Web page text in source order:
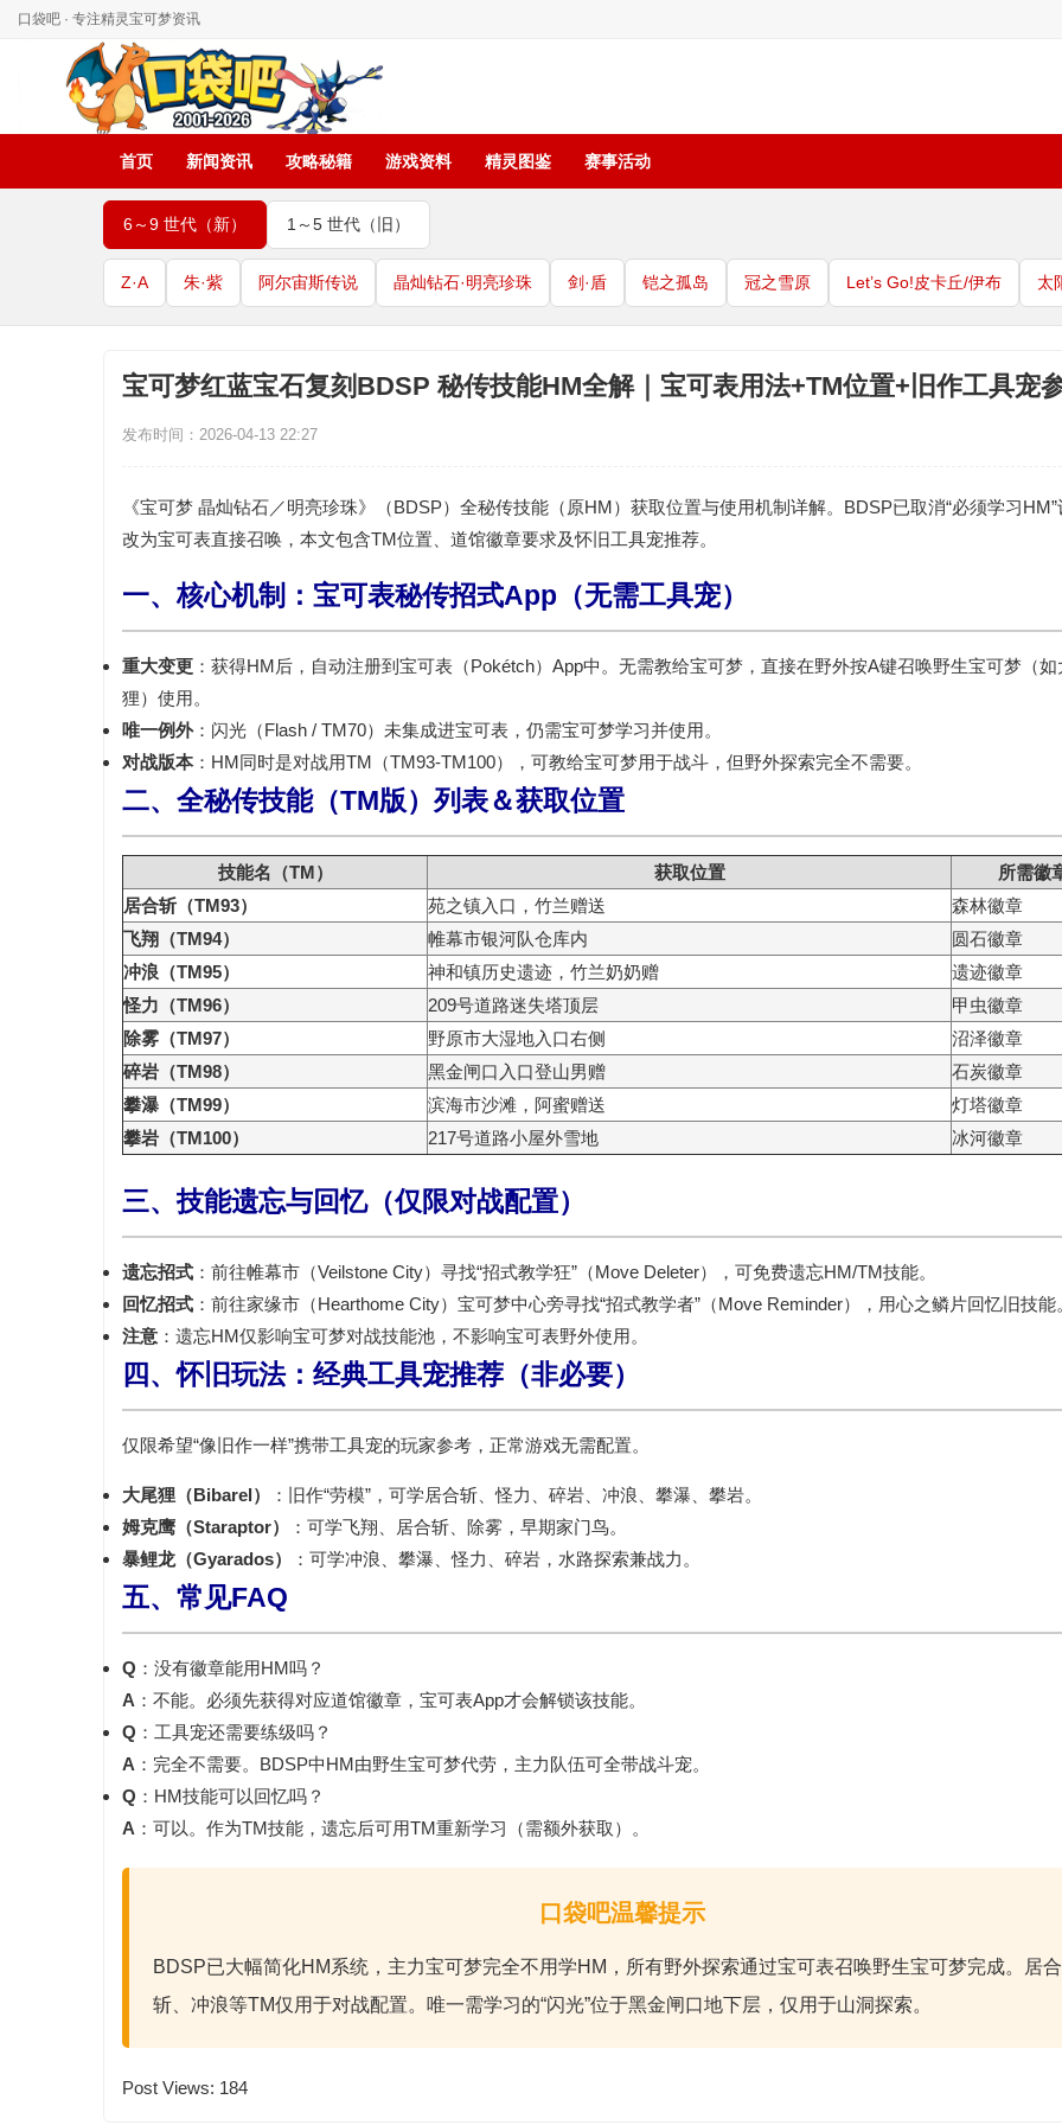
口袋吧 · 专注精灵宝可梦资讯
首页 新闻资讯 攻略秘籍 游戏资料 精灵图鉴 赛事活动
6～9 世代（新） 1～5 世代（旧）
Z·A 朱·紫 阿尔宙斯传说 晶灿钻石·明亮珍珠 剑·盾 铠之孤岛 冠之雪原 Let’s Go!皮卡丘/伊布 太
宝可梦红蓝宝石复刻BDSP 秘传技能HM全解｜宝可表用法+TM位置+旧作工具宠
发布时间：2026-04-13 22:27
《宝可梦 晶灿钻石／明亮珍珠》（BDSP）全秘传技能（原HM）获取位置与使用机制详解。BDSP已取消“必须学习
改为宝可表直接召唤，本文包含TM位置、道馆徽章要求及怀旧工具宠推荐。
一、核心机制：宝可表秘传招式App（无需工具宠）
重大变更 ：获得HM后，自动注册到宝可表（Pokétch）App中。 无需教给宝可梦 ，直接在野外按A键召唤野生宝可梦（如
狸）使用。
唯一例外： 闪光（Flash / TM70） 未集成进宝可表，仍需宝可梦学习并使用。
对战版本：HM同时是对战用TM（TM93-TM100），可教给宝可梦用于战斗，但野外探索完全不需要。
二、全秘传技能（TM版）列表＆获取位置
技能名（TM） 获取位置
所需徽
居合斩（TM93）
苑之镇入口，竹兰赠送
森林徽章
飞翔（TM94）
帷幕市银河队仓库内
圆石徽章
冲浪（TM95）
神和镇历史遗迹，竹兰奶奶赠
遗迹徽章
怪力（TM96）
209号道路迷失塔顶层
甲虫徽章
除雾（TM97）
野原市大湿地入口右侧
沼泽徽章
碎岩（TM98）
黑金闸口入口登山男赠
石炭徽章
攀瀑（TM99）
滨海市沙滩，阿蜜赠送
灯塔徽章
攀岩（TM100）
217号道路小屋外雪地 冰河徽章
三、技能遗忘与回忆（仅限对战配置）
遗忘招式 ：前往帷幕市（Veilstone City） 寻找“招式教学狂”（Move Deleter），可免费遗忘HM/TM技能。
回忆招式 ：前往家缘市（Hearthome City）宝可梦中心旁寻找“招式教学者”（Move Reminder），用心之鳞片回忆旧技能
注意 ：遗忘HM仅影响宝可梦对战技能池， 不影响宝可表野外使用。
四、怀旧玩法：经典工具宠推荐（非必要）
仅限希望“像旧作一样”携带工具宠的玩家参考，正常游戏无需配置。
大尾狸（Bibarel）
：旧作“劳模”，可学居合斩、怪力、碎岩、冲浪、攀瀑、攀岩。
姆克鹰（Staraptor）
：可学飞翔、居合斩、除雾，早期家门鸟。
暴鲤龙（Gyarados）
：可学冲浪、攀瀑、怪力、碎岩，水路探索兼战力。
五、常见FAQ
Q ：没有徽章能用HM吗？
A ：不能。必须先获得对应道馆徽章，宝可表App才会解锁该技能。
Q ：工具宠还需要练级吗？
A ： 完全不需要。BDSP中HM由野生宝可梦代劳，主力队伍可全带战斗宠。
Q ：HM技能可以回忆吗？
A ：可以。作为TM技能，遗忘后可用TM重新学习（需额外获取）。
口袋吧温馨提示
BDSP已大幅简化HM系统， 主力宝可梦完全不用学HM ，所有野外探索通过宝可表召唤野生宝可梦完成。居合
斩、冲浪等TM仅用于对战配置。唯一需学习的“闪光”位于黑金闸口地下层，仅用于山洞探索。
Post Views: 184